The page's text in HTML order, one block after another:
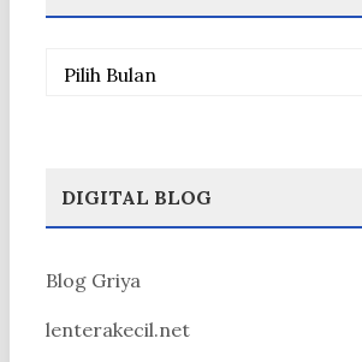
Arsip
DIGITAL BLOG
Blog Griya
lenterakecil.net